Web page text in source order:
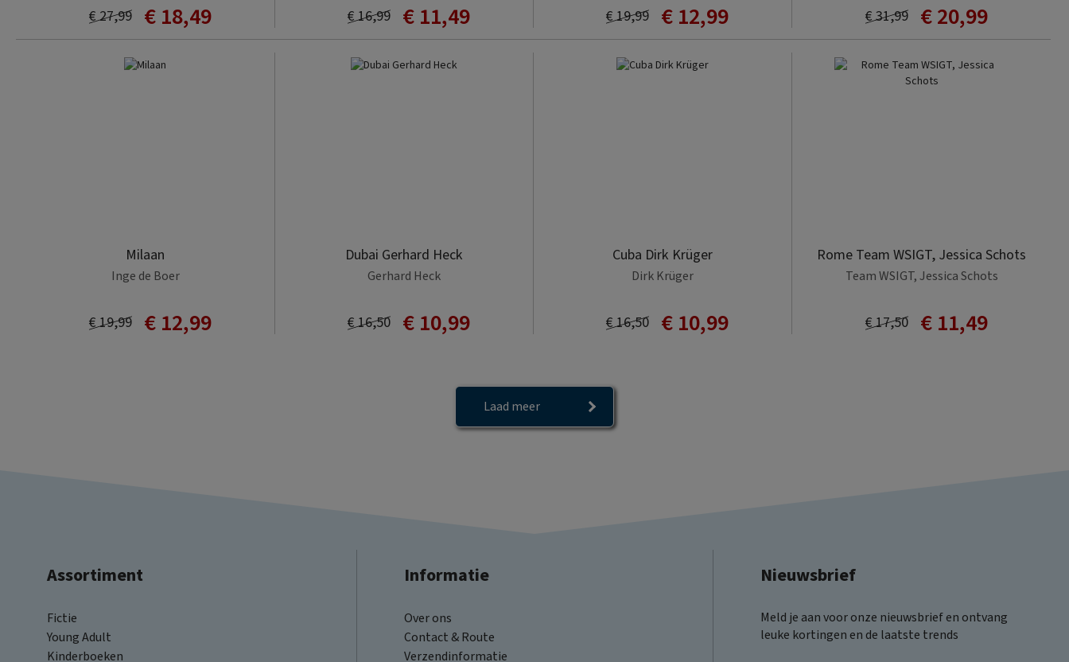
€ 18,49
€ 27,99 € 11,49
€ 16,99 € 12,99
€ 19,99 € 20,99
€ 31,99
Milaan
Inge de Boer
€ 12,99
€ 19,99
Dubai Gerhard Heck
Gerhard Heck
€ 10,99
€ 16,50
Cuba Dirk Krüger
Dirk Krüger
€ 10,99
€ 16,50
Rome Team WSIGT, Jessica Schots
Team WSIGT, Jessica Schots
€ 11,49
€ 17,50
Laad meer
Assortiment
Fictie
Young Adult
Kinderboeken
Informatie
Over ons
Contact & Route
Verzendinformatie
Nieuwsbrief
Meld je aan voor onze nieuwsbrief en ontvang
leuke kortingen en de laatste trends